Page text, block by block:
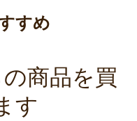
すめ
商品を買
す